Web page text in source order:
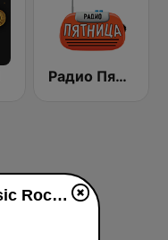
Радио Пятница (Pyatnica)
Radio ROKS Classic Rock ao vivo